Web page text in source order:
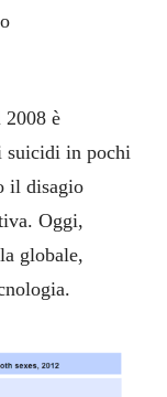
2008 è
suicidi in pochi
il disagio
Oggi,
globale,